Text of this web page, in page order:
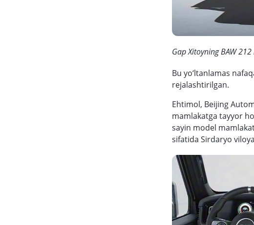
Gap Xitoyning BAW
Bu yo‘ltanlamas
rejalashtirilgan.
Ehtimol, Beijing
mamlakatga tayyor
sayin model
sifatida Sirdaryo